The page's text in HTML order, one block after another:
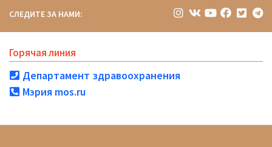
СЛЕДИТЕ ЗА НАМИ:
Горячая линия
Департамент здравоохранения
Мэрия mos.ru